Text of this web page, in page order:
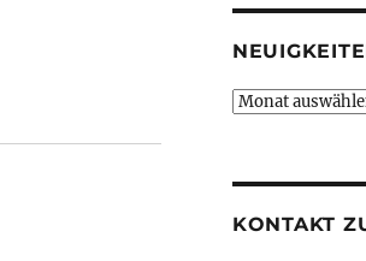
Neuigkeiten
KONTAKT